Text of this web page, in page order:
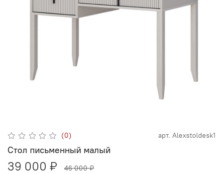
(0) арт. Alexstoldesk1
Стол письменный малый
39 000 ₽ 46 000 ₽